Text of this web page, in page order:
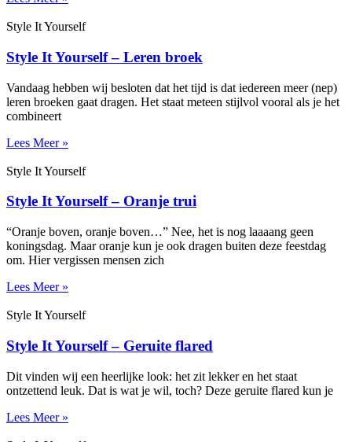
Style It Yourself
Style It Yourself – Leren broek
Vandaag hebben wij besloten dat het tijd is dat iedereen meer (nep)
leren broeken gaat dragen. Het staat meteen stijlvol vooral als je het
combineert
Lees Meer »
Style It Yourself
Style It Yourself – Oranje trui
“Oranje boven, oranje boven…” Nee, het is nog laaaang geen
koningsdag. Maar oranje kun je ook dragen buiten deze feestdag
om. Hier vergissen mensen zich
Lees Meer »
Style It Yourself
Style It Yourself – Geruite flared
Dit vinden wij een heerlijke look: het zit lekker en het staat
ontzettend leuk. Dat is wat je wil, toch? Deze geruite flared kun je
Lees Meer »